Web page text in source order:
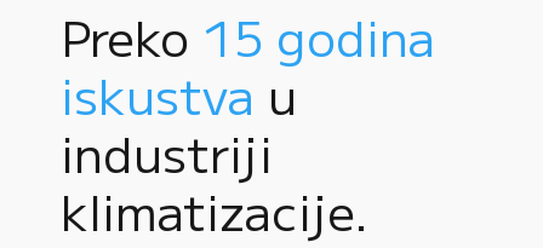
Preko 15 godina
iskustva u
industriji
klimatizacije.